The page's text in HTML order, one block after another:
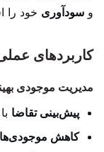
و سودآوری خود را
کاربردهای
مدیریت موجودی
پیش‌بینی تقاضا
کاهش